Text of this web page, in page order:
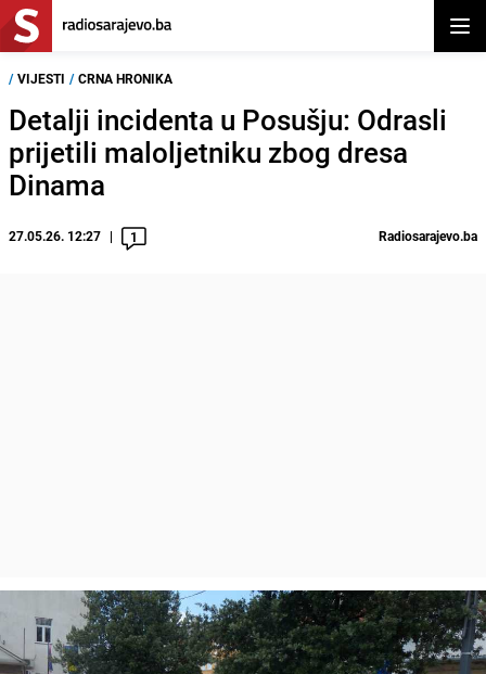
/ VIJESTI / CRNA HRONIKA
Detalji incidenta u Posušju: Odrasli
prijetili maloljetniku zbog dresa
Dinama
27.05.26. 12:27 1 Radiosarajevo.ba